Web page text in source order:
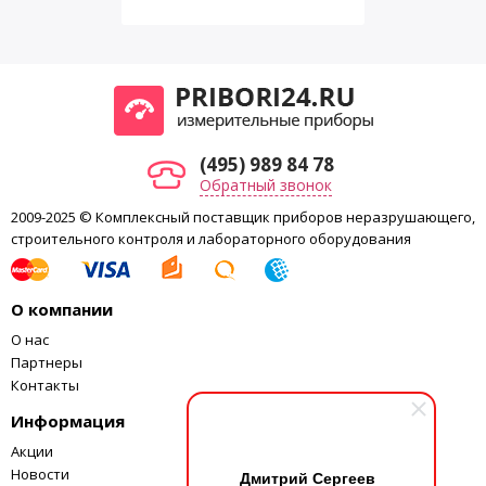
Дмитрий Сергеев
(495) 989 84 78
Обратный звонок
2009-2025 © Комплексный поставщик приборов неразрушающего,
строительного контроля и лабораторного оборудования
О компании
О нас
Партнеры
Контакты
Информация
Акции
Новости